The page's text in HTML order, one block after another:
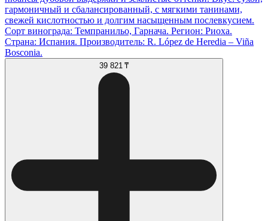
гармоничный и сбалансированный, с мягкими танинами,
свежей кислотностью и долгим насыщенным послевкусием.
Сорт винограда: Темпранильо, Гарнача. Регион: Риоха.
Страна: Испания. Производитель: R. López de Heredia – Viña
Bosconia.
39 821 ₸